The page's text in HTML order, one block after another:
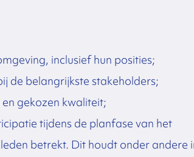
inclusief hun posities;
de belangrijkste stakeholders;
gekozen kwaliteit;
tijdens de planfase van het
betrekt. Dit houdt onder andere